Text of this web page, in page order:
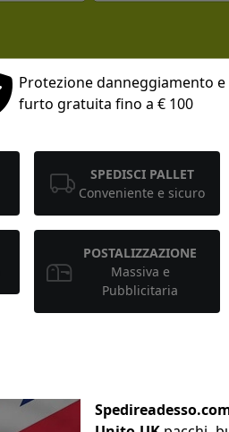
Protezione danneggiamento e
furto gratuita fino a € 100
SPEDISCI PALLET
Conveniente e sicuro
POSTALIZZAZIONE
Massiva e
Pubblicitaria